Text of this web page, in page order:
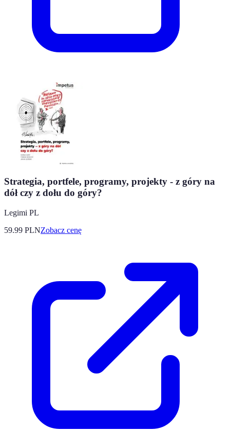
Strategia, portfele, programy, projekty - z góry na
dół czy z dołu do góry?
Legimi PL
59.99 PLNZobacz cenę